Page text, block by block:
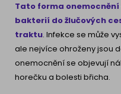
Tato forma
bakterií do žlučových
traktu. Infekce se může
ale nejvíce ohroženy jsou
onemocnění se objevují
horečku a bolesti břicha.